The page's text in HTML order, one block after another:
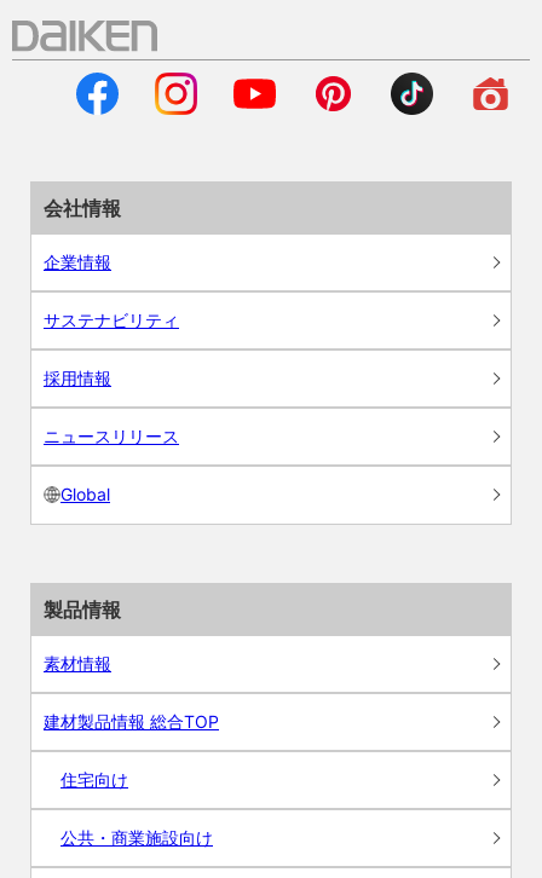
会社情報
企業情報
サステナビリティ
採用情報
ニュースリリース
Global
製品情報
素材情報
建材製品情報 総合TOP
住宅向け
公共・商業施設向け